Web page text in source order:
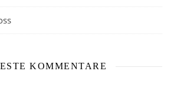
KOMMENTARE